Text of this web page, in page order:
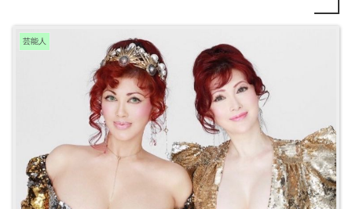
芸能人